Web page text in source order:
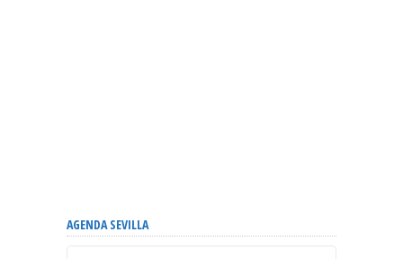
AGENDA SEVILLA